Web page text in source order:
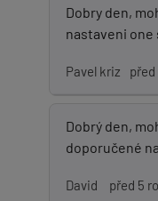
Dobry den,
nastaveni one
Pavel kriz
Dobrý den,
doporučené
David před 5